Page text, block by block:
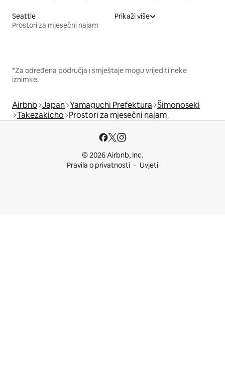
Seattle
Prostori za mjesečni najam
Prikaži više
*Za određena područja i smještaje mogu vrijediti neke
iznimke.
Airbnb Japan Yamaguchi Prefektura Šimonoseki
Takezakicho Prostori za mjesečni najam
© 2026 Airbnb, Inc.
Pravila o privatnosti
Uvjeti